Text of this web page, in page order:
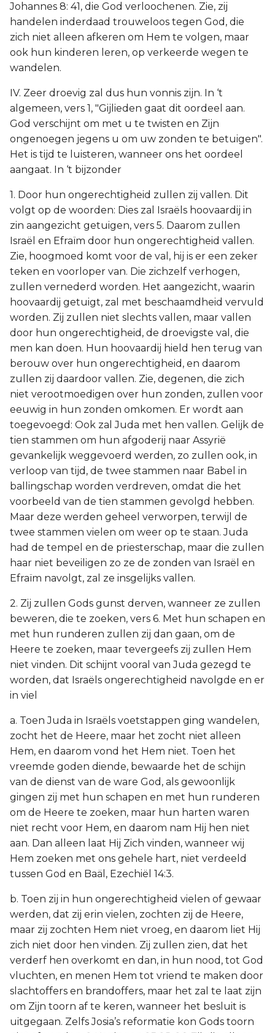
Johannes 8: 41, die God verloochenen. Zie, zij
handelen inderdaad trouweloos tegen God, die
zich niet alleen afkeren om Hem te volgen, maar
ook hun kinderen leren, op verkeerde wegen te
wandelen.
IV. Zeer droevig zal dus hun vonnis zijn. In ‘t
algemeen, vers 1, "Gijlieden gaat dit oordeel aan.
God verschijnt om met u te twisten en Zijn
ongenoegen jegens u om uw zonden te betuigen".
Het is tijd te luisteren, wanneer ons het oordeel
aangaat. In ‘t bijzonder
1. Door hun ongerechtigheid zullen zij vallen. Dit
volgt op de woorden: Dies zal Israëls hoovaardij in
zin aangezicht getuigen, vers 5. Daarom zullen
Israël en Efraïm door hun ongerechtigheid vallen.
Zie, hoogmoed komt voor de val, hij is er een zeker
teken en voorloper van. Die zichzelf verhogen,
zullen vernederd worden. Het aangezicht, waarin
hoovaardij getuigt, zal met beschaamdheid vervuld
worden. Zij zullen niet slechts vallen, maar vallen
door hun ongerechtigheid, de droevigste val, die
men kan doen. Hun hoovaardij hield hen terug van
berouw over hun ongerechtigheid, en daarom
zullen zij daardoor vallen. Zie, degenen, die zich
niet verootmoedigen over hun zonden, zullen voor
eeuwig in hun zonden omkomen. Er wordt aan
toegevoegd: Ook zal Juda met hen vallen. Gelijk de
tien stammen om hun afgoderij naar Assyrië
gevankelijk weggevoerd werden, zo zullen ook, in
verloop van tijd, de twee stammen naar Babel in
ballingschap worden verdreven, omdat die het
voorbeeld van de tien stammen gevolgd hebben.
Maar deze werden geheel verworpen, terwijl de
twee stammen vielen om weer op te staan. Juda
had de tempel en de priesterschap, maar die zullen
haar niet beveiligen zo ze de zonden van Israël en
Efraïm navolgt, zal ze insgelijks vallen.
2. Zij zullen Gods gunst derven, wanneer ze zullen
beweren, die te zoeken, vers 6. Met hun schapen en
met hun runderen zullen zij dan gaan, om de
Heere te zoeken, maar tevergeefs zij zullen Hem
niet vinden. Dit schijnt vooral van Juda gezegd te
worden, dat Israëls ongerechtigheid navolgde en er
in viel
a. Toen Juda in Israëls voetstappen ging wandelen,
zocht het de Heere, maar het zocht niet alleen
Hem, en daarom vond het Hem niet. Toen het
vreemde goden diende, bewaarde het de schijn
van de dienst van de ware God, als gewoonlijk
gingen zij met hun schapen en met hun runderen
om de Heere te zoeken, maar hun harten waren
niet recht voor Hem, en daarom nam Hij hen niet
aan. Dan alleen laat Hij Zich vinden, wanneer wij
Hem zoeken met ons gehele hart, niet verdeeld
tussen God en Baäl, Ezechiël 14:3.
b. Toen zij in hun ongerechtigheid vielen of gewaar
werden, dat zij erin vielen, zochten zij de Heere,
maar zij zochten Hem niet vroeg, en daarom liet Hij
zich niet door hen vinden. Zij zullen zien, dat het
verderf hen overkomt en dan, in hun nood, tot God
vluchten, en menen Hem tot vriend te maken door
slachtoffers en brandoffers, maar het zal te laat zijn
om Zijn toorn af te keren, wanneer het besluit is
uitgegaan. Zelfs Josia’s reformatie kon Gods toorn